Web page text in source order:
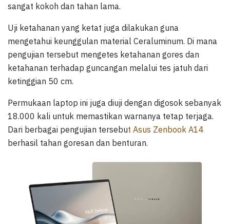
sangat kokoh dan tahan lama.
Uji ketahanan yang ketat juga dilakukan guna
mengetahui keunggulan material Ceraluminum. Di mana
pengujian tersebut mengetes ketahanan gores dan
ketahanan terhadap guncangan melalui tes jatuh dari
ketinggian 50 cm.
Permukaan laptop ini juga diuji dengan digosok sebanyak
18.000 kali untuk memastikan warnanya tetap terjaga.
Dari berbagai pengujian tersebut Asus Zenbook A14
berhasil tahan goresan dan benturan.